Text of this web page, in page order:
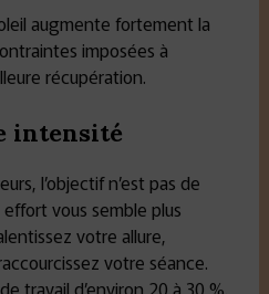
augmente fortement la
imposées à
récupération.
intensité
l’objectif n’est pas de
vous semble plus
votre allure,
votre séance.
travail d’environ 20 à 30 %.